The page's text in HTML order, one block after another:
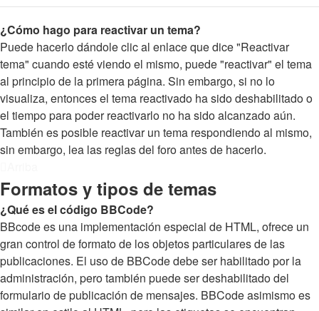
¿Cómo hago para reactivar un tema?
Puede hacerlo dándole clic al enlace que dice "Reactivar
tema" cuando esté viendo el mismo, puede "reactivar" el tema
al principio de la primera página. Sin embargo, si no lo
visualiza, entonces el tema reactivado ha sido deshabilitado o
el tiempo para poder reactivarlo no ha sido alcanzado aún.
También es posible reactivar un tema respondiendo al mismo,
sin embargo, lea las reglas del foro antes de hacerlo.
Formatos y tipos de temas
¿Qué es el código BBCode?
BBcode es una implementación especial de HTML, ofrece un
gran control de formato de los objetos particulares de las
publicaciones. El uso de BBCode debe ser habilitado por la
administración, pero también puede ser deshabilitado del
formulario de publicación de mensajes. BBCode asimismo es